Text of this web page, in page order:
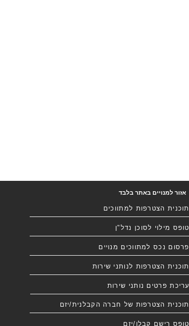
אזור למנויים באתר בלבד
תוכנית הצטרפות למתווכים
טופס מילוי לסוכן נדל"ן
פרסום נכס למתווכים מנויים
תוכנית הצטרפות לנותני שירות
עריכת פרטים נותני שירות
תוכנית הצטרפות של חברה הקבלנית/יזם
טופס רישם קבלן/יזם